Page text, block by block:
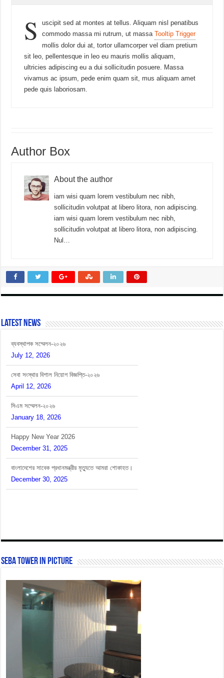
S
uscipit sed at montes at tellus. Aliquam nisl penatibus
commodo massa mi rutrum, ut massaTooltip Trigger
mollis dolor dui at, tortor ullamcorper vel diam pretium
sit leo, pellentesque in leo eu mauris mollis aliquam,
ultricies adipiscing eu a dui sollicitudin posuere. Massa
vivamus ac ipsum, pede enim quam sit, mus aliquam amet
pede quis laboriosam.
Author Box
About the author
iam wisi quam lorem vestibulum nec nibh,
sollicitudin volutpat at libero litora, non adipiscing.
iam wisi quam lorem vestibulum nec nibh,
sollicitudin volutpat at libero litora, non adipiscing.
Nul…
Latest News
ব্যবস্থাপক সম্মেলন-২০২৬
July 12, 2026
সেবা সংস্থার বিশাল নিয়োগ বিজ্ঞপ্তি-২০২৬
April 12, 2026
সিএম সম্মেলন-২০২৬
January 18, 2026
Happy New Year 2026
December 31, 2025
বাংলাদেশের সাবেক প্রধানমন্ত্রীর মৃত্যুতে আমরা শোকাহত।
December 30, 2025
SEBA Tower In Picture